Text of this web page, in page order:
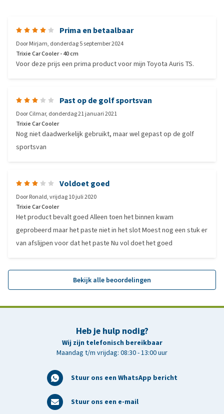
Prima en betaalbaar
DoorMirjam, donderdag 5 september 2024
Trixie Car Cooler - 40 cm
Voor deze prijs een prima product voor mijn Toyota Auris TS.
Past op de golf sportsvan
DoorCilmar, donderdag 21 januari 2021
Trixie Car Cooler
Nog niet daadwerkelijk gebruikt, maar wel gepast op de golf
sportsvan
Voldoet goed
DoorRonald,vrijdag 10 juli 2020
Trixie Car Cooler
Het product bevalt goed Alleen toen het binnen kwam
geprobeerd maar het paste niet in het slot Moest nog een stuk er
van afslijpen voor dat het paste Nu vol doet het goed
Bekijk alle beoordelingen
Heb je hulp nodig?
Wij zijn telefonisch bereikbaar
Maandag t/m vrijdag: 08:30 - 13:00 uur
Stuur ons een WhatsApp bericht
Stuur ons een e-mail